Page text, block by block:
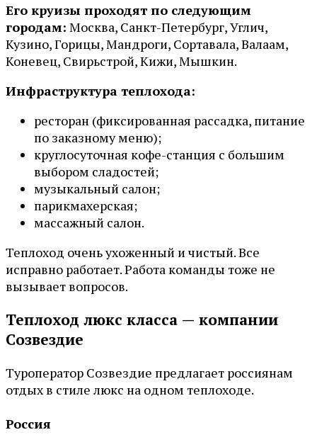
Его круизы проходят по следующим
городам: Москва, Санкт-Петербург, Углич,
Кузино, Горицы, Мандроги, Сортавала, Валаам,
Коневец, Свирьстрой, Кижи, Мышкин.
Инфраструктура теплохода:
ресторан (фиксированная рассадка, питание
по заказному меню);
круглосуточная кофе-станция с большим
выбором сладостей;
музыкальный салон;
парикмахерская;
массажный салон.
Теплоход очень ухоженный и чистый. Все
исправно работает. Работа команды тоже не
вызывает вопросов.
Теплоход люкс класса — компании
Созвездие
Туроператор Созвездие предлагает россиянам
отдых в стиле люкс на одном теплоходе.
Россия